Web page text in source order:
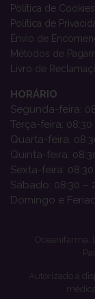
Política de Cookies
Política de
Envio de
Métodos de
Livro de
HORÁRIO
Segunda-feira:
Terça-feira: 08:30
Quarta-feira:
Quinta-feira:
Sexta-feira:
Sábado: 08:30 –
Domingo e
Oceanifarma,
Autorizado a